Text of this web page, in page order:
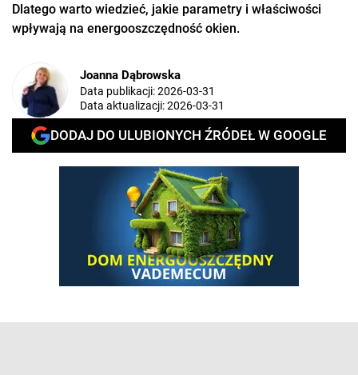
Dlatego warto wiedzieć, jakie parametry i właściwości
wpływają na energooszczędność okien.
Joanna Dąbrowska
Data publikacji:2026-03-31
Data aktualizacji:2026-03-31
DODAJ DO ULUBIONYCH ŹRÓDEŁ W GOOGLE